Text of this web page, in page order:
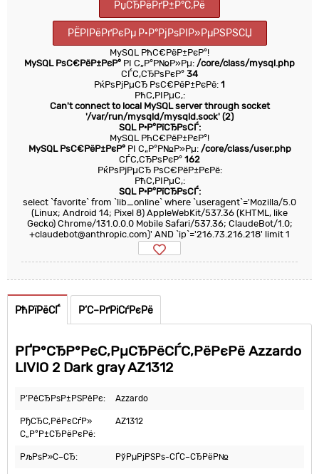
РџСЂРёРґР±Р°С‚Рё
РЁРІРёРґРєРµ Р·Р°РјРѕРІР»РµРЅРЅСЏ
MySQL РћС€РёР±РєР°!
MySQL РѕС€РёР±РєР° РІ С„Р°Р№Р»Рµ: /core/class/mysql.php
СЃС‚СЂРѕРєР° 34
РќРѕРјРµСЂ РѕС€РёР±РєРё: 1
РћС‚РІРµС‚:
Can't connect to local MySQL server through socket
'/var/run/mysqld/mysqld.sock' (2)
SQL Р·Р°РїСЂРѕСЃ:
MySQL РћС€РёР±РєР°!
MySQL РѕС€РёР±РєР°РІ С„Р°Р№Р»Рµ: /core/class/user.php
СЃС‚СЂРѕРєР° 162
РќРѕРјРµСЂ РѕС€РёР±РєРё:
РћС‚РІРµС‚:
SQL Р·Р°РїСЂРѕСЃ:
select `favorite` from `lib_online` where `useragent`='Mozilla/5.0
(Linux; Android 14; Pixel 8) AppleWebKit/537.36 (KHTML, like
Gecko) Chrome/131.0.0.0 Mobile Safari/537.36; ClaudeBot/1.0;
+claudebot@anthropic.com)' AND `ip`='216.73.216.218' limit 1
РћРїРёСЃ Р’С–РґРіСѓРєРё
РҐР°СЂР°РєС‚РµСЂРёСЃС‚РёРєРё Azzardo
LIVIO 2 Dark gray AZ1312
Р’РёСЂРѕР±РЅРёРє: Azzardo
РђСЂС‚РёРєСѓР»
С„Р°Р±СЂРёРєРё:
AZ1312
РљРѕР»С–СЂ: РўРµРјРЅРѕ-СЃС–СЂРёР№